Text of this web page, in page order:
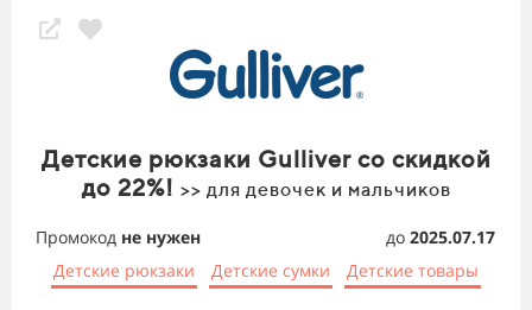
Детские рюкзаки Gulliver со скидкой
до 22%! >> для девочек и мальчиков
Промокод не нужен до 2025.07.17
Детские рюкзаки
Детские сумки Детские товары